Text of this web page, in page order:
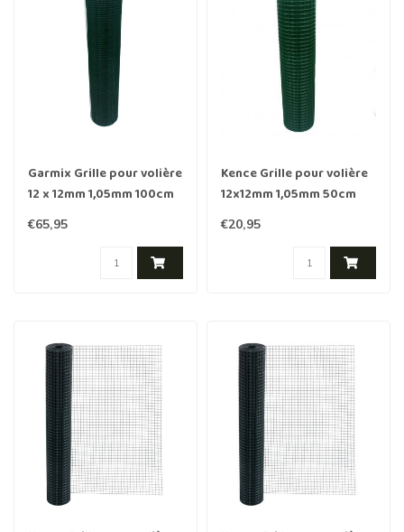
Garmix Grille pour volière
12 x 12mm 1,05mm 100cm
x 25m vert
€65,95
Kence Grille pour volière
12x12mm 1,05mm 50cm
10m vert
€20,95